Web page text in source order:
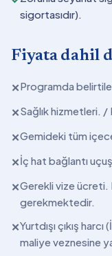
sigortasıdır).
Fiyata dahil
✕Programda
✕Sağlık hizmetleri. /
✕Gemideki tüm
✕İç hat bağlantı
✕Gerekli vize ücreti.
gerekmektedir.
✕Yurtdışı çıkış
maliye veznesine